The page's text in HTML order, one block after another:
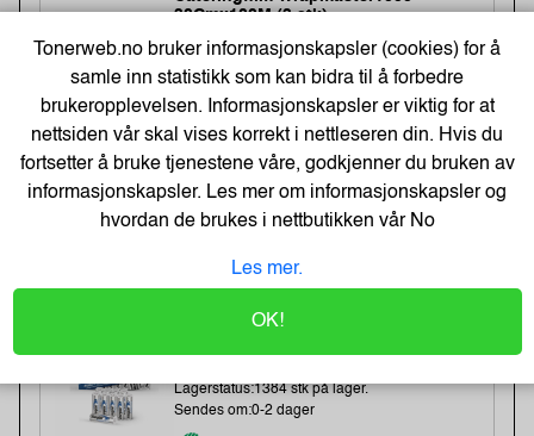
30Cmx100M (3 stk)
Varenummer:8332 /31C78
Lagerstatus:1452 stk på lager.
154,-
123,- Eks. Mva.
Energizer Lithium AA/L91 Batterier
Lagerstatus:1384 stk på lager.
Sendes om:0-2 dager
Tonerweb.no bruker informasjonskapsler (cookies) for å
samle inn statistikk som kan bidra til å forbedre
brukeropplevelsen. Informasjonskapsler er viktig for at
nettsiden vår skal vises korrekt i nettleseren din. Hvis du
fortsetter å bruke tjenestene våre, godkjenner du bruken av
informasjonskapsler. Les mer om informasjonskapsler og
hvordan de brukes i nettbutikken vårNo
Les mer.
OK!